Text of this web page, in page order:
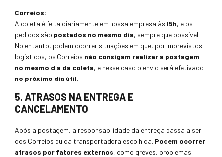
Correios:
A coleta é feita diariamente em nossa empresa às 15h, e os
pedidos são postados no mesmo dia, sempre que possível.
No entanto, podem ocorrer situações em que, por imprevistos
logísticos, os Correios não consigam realizar a postagem
no mesmo dia da coleta, e nesse caso o envio será efetivado
no próximo dia útil.
5. ATRASOS NA ENTREGA E
CANCELAMENTO
Após a postagem, a responsabilidade da entrega passa a ser
dos Correios ou da transportadora escolhida. Podem ocorrer
atrasos por fatores externos, como greves, problemas